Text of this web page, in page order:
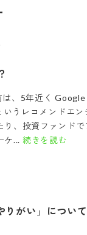
、5年近く Google
うレコメンドエン
り、投資ファンド
ケ... 続きを読む
りがい」につい